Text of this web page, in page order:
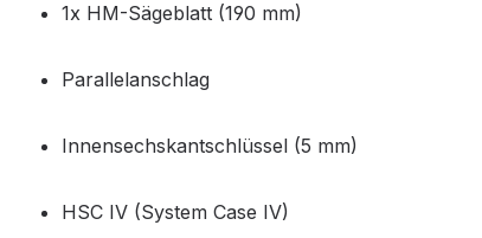
1x HM-Sägeblatt (190 mm)
Parallelanschlag
Innensechskantschlüssel (5 mm)
HSC IV (System Case IV)